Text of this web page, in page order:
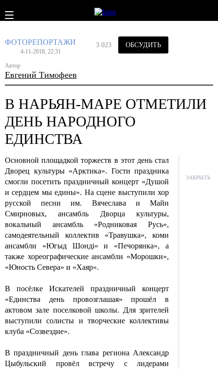
ФОТОРЕПОРТАЖИ
4-11-2018, 22:31
Автор
Евгений Тимофеев
3 023 ОБСУДИТЬ
В НАРЬЯН-МАРЕ ОТМЕТИЛИ
ДЕНЬ НАРОДНОГО
ЕДИНСТВА
Основной площадкой торжеств в этот день стал
Дворец культуры «Арктика». Гости праздника
смогли посетить праздничный концерт «Душой
и сердцем мы едины». На сцене выступили хор
русской песни им. Вячеслава и Майи
Смирновых, ансамбль Дворца культуры,
вокальный ансамбль «Родниковая Русь»,
самодеятельный коллектив «Травушка», коми
ансамбли «Югыд Шондi» и «Печорянка», а
также хореографические ансамбли «Морошки»,
«Юность Севера» и «Хаяр».
В посёлке Искателей праздничный концерт
«Единства день провозглашая» прошёл в
актовом зале поселковой школы. Для зрителей
выступили солисты и творческие коллективы
клуба «Созвездие».
В праздничный день глава региона Александр
Цыбульский провёл встречу с лидерами
ЗАКРЫТЬ